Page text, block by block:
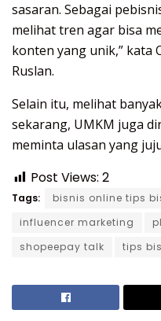
sasaran. Sebagai
melihat tren agar bisa
konten yang unik,” kata
Ruslan.
Selain itu, melihat
sekarang, UMKM juga
meminta ulasan yang
Post Views: 2
Tags:
bisnis online tips
influencer marketing
shopeepay talk
tips